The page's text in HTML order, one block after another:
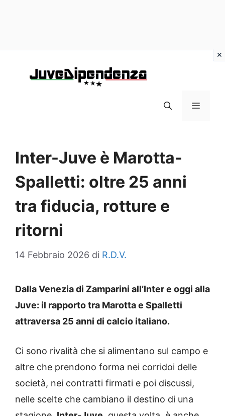
MENU
Inter-Juve è Marotta-
Spalletti: oltre 25 anni
tra fiducia, rotture e
ritorni
14 Febbraio 2026 di R.D.V.
Dalla Venezia di Zamparini all’Inter e oggi alla
Juve: il rapporto tra Marotta e Spalletti
attraversa 25 anni di calcio italiano.
Ci sono rivalità che si alimentano sul campo e
altre che prendono forma nei corridoi delle
società, nei contratti firmati e poi discussi,
nelle scelte che cambiano il destino di una